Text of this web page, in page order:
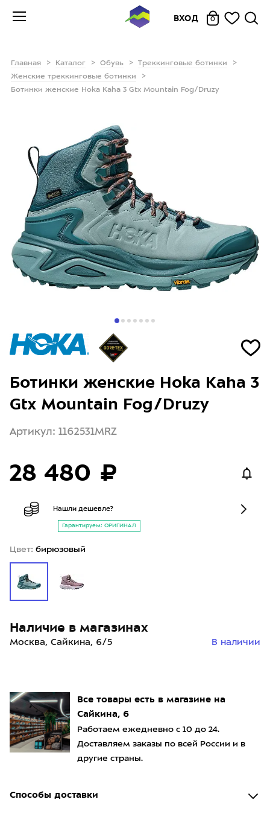
ВХОД 0
Главная Каталог Обувь
Треккинговые ботинки
Женские треккинговые ботинки
Ботинки женские Hoka Kaha 3 Gtx Mountain Fog/Druzy
Все товары есть в магазине на
Сайкина, 6
Работаем ежедневно с 10 до 24.
Доставляем заказы по всей России и в
другие страны.
Способы доставки
Ботинки женские Hoka Kaha 3
Gtx Mountain Fog/Druzy
Артикул: 1162531MRZ
28 480 ₽
Нашли дешевле?
Гарантируем: ОРИГИНАЛ
Цвет: бирюзовый
Наличие в магазинах
Москва, Сайкина, 6/5 В наличии